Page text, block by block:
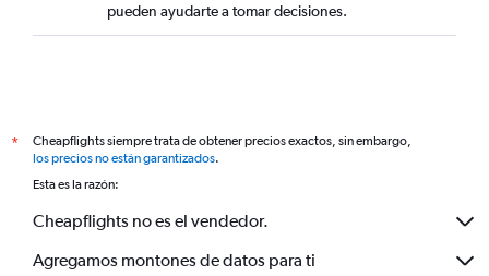
pueden ayudarte a tomar decisiones.
*
Cheapflights siempre trata de obtener precios exactos, sin embargo,
los precios no están garantizados.
Esta es la razón:
Cheapflights no es el vendedor.
Agregamos montones de datos para ti